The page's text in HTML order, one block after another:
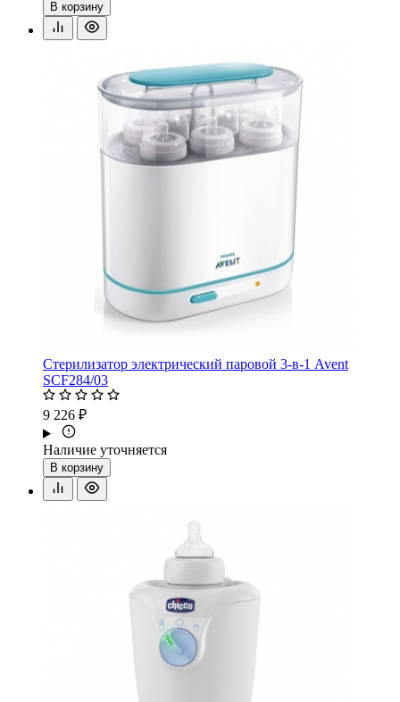
В корзину
Стерилизатор электрический паровой 3-в-1 Avent
SCF284/03
9 226 ₽
Наличие уточняется
В корзину